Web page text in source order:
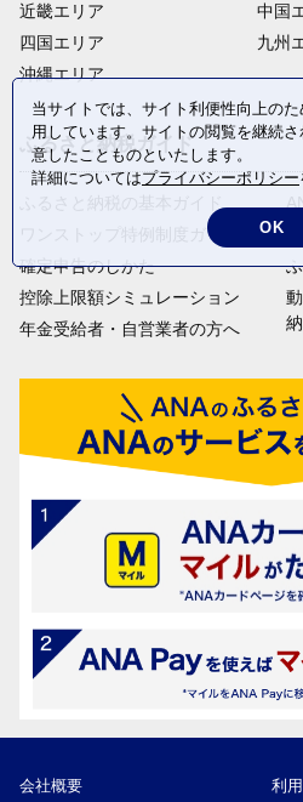
近畿エリア
四国エリア
沖縄エリア
中国
九州
ふるさと納税ガイド
ふるさと納税の基本ガイド
ワンストップ特例制度ガイド
確定申告のしかた
控除上限額シミュレーション
年金受給者・自営業者の方へ
会社概要 利
当サイトでは、サイト利便性向上の
用しています。サイトの閲覧を継続
意したことものといたします。
詳細についてはプライバシーポリシー
OK